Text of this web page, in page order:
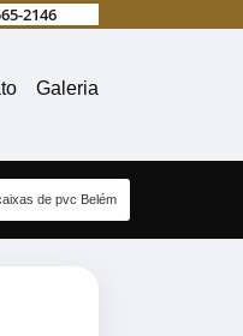
2146
Galeria
de pvc Belém